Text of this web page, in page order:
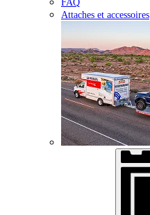
Attaches et accessoires